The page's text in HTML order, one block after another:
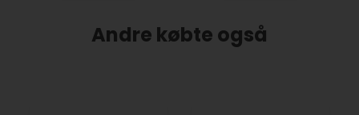
Andre købte også